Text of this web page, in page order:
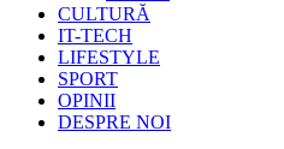
CULTURĂ
IT-TECH
LIFESTYLE
SPORT
OPINII
DESPRE NOI